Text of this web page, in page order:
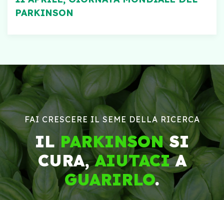
PARKINSON
FAI CRESCERE IL SEME DELLA RICERCA
ILPARKINSONSI
CURA,AIUTACIA
GUARIRLO.